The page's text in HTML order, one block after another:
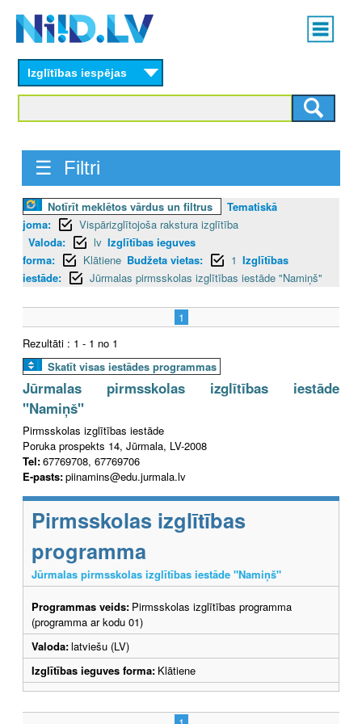
content
Main
menu
Izglītības iespējas
☰ Filtri
Notīrīt meklētos vārdus un filtrus
Tematiskā
joma:
Vispārizglītojoša rakstura izglītība
Valoda:
lv Izglītības ieguves
forma:
Klātiene Budžeta vietas: 1 Izglītības
iestāde:
Jūrmalas pirmsskolas izglītības iestāde "Namiņš"
1
Rezultāti : 1 - 1 no 1
Skatīt visas iestādes programmas
Jūrmalas pirmsskolas izglītības iestāde
"Namiņš"
Pirmsskolas izglītības iestāde
Poruka prospekts 14, Jūrmala, LV-2008
Tel:67769708, 67769706
E-pasts:piinamins@edu.jurmala.lv
Pirmsskolas izglītības
programma
Jūrmalas pirmsskolas izglītības iestāde "Namiņš"
Programmas veids: Pirmsskolas izglītības programma
(programma ar kodu 01)
Valoda:latviešu (LV)
Izglītības ieguves forma: Klātiene